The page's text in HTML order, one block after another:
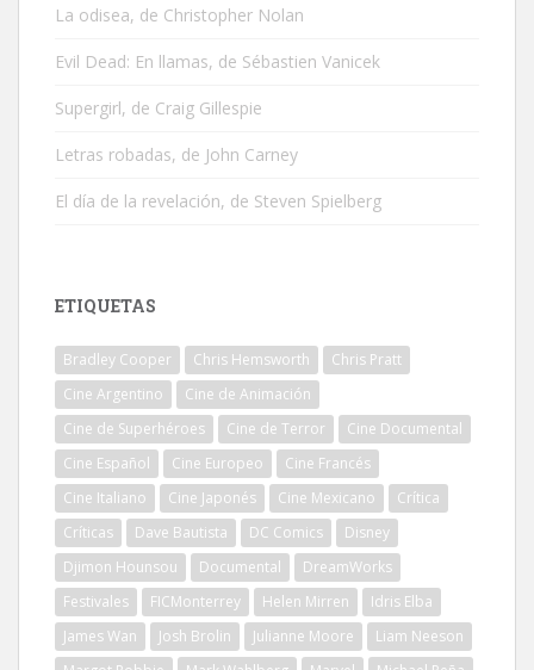
La odisea, de Christopher Nolan
Evil Dead: En llamas, de Sébastien Vanicek
Supergirl, de Craig Gillespie
Letras robadas, de John Carney
El día de la revelación, de Steven Spielberg
ETIQUETAS
Bradley Cooper Chris Hemsworth
Chris Pratt
Cine Argentino
Cine de Animación
Cine de Superhéroes
Cine de Terror
Cine Documental
Cine Español
Cine Europeo
Cine Francés
Cine Italiano
Cine Japonés Cine Mexicano
Crítica
Críticas
Dave Bautista DC Comics
Disney
Djimon Hounsou
Documental
DreamWorks
Festivales
FICMonterrey Helen Mirren
Idris Elba
James Wan
Josh Brolin Julianne Moore
Liam Neeson